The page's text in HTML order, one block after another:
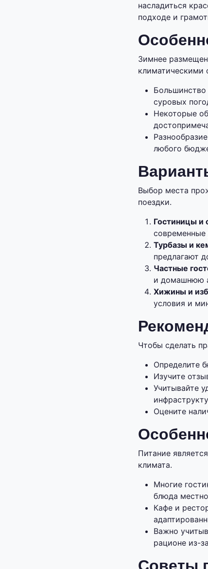
насладиться
подходе и
Зимнее
климатическими
суровых
Некоторые
любого
Выбор места
поездки.
Гостиницы и
современные
Турбазы и
предлагают
Частные
и домашнюю
Хижины и
условия и
Чтобы сделать
Определите
Изучите
Учитывайте
Оцените
Питание
климата.
Многие
блюда
Кафе и
Важно
рационе из-